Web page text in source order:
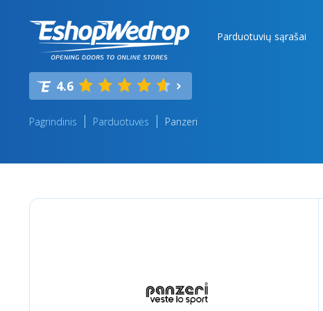
Parduotuvių sąrašai
4.6
Pagrindinis Parduotuvės Panzeri